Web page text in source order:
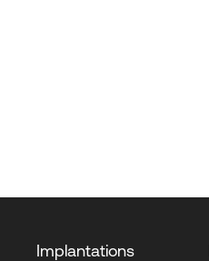
Implantations